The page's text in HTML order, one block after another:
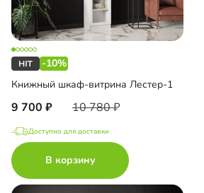
-10%
Книжный шкаф-витрина Лестер-1
9 700 10 780
Доступно для доставки
В корзину